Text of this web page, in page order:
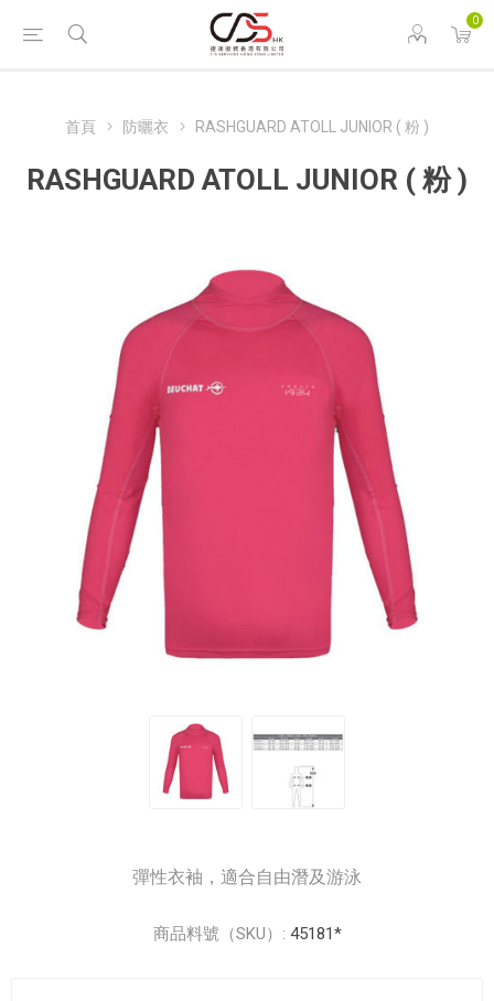
0
首頁 防曬衣 RASHGUARD ATOLL JUNIOR ( 粉 )
RASHGUARD ATOLL JUNIOR ( 粉 )
彈性衣袖，適合自由潛及游泳
商品料號（SKU）: 45181*